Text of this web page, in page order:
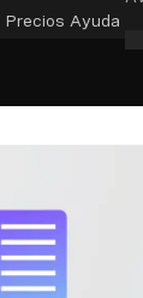
Precios Ayuda